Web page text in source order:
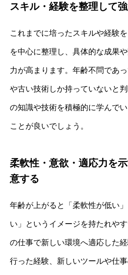
スキル・経験を整理して
これまでに培ったスキルや経験
を中心に整理し、具体的な成果
力が高まります。年齢不問であ
や古い技術しか持っていないと
の知識や技術を積極的に学んで
ことが良いでしょう。
柔軟性・意欲・適応力を
意する
年齢が上がると「柔軟性が低い
い」というイメージを持たれや
の仕事で新しい環境へ適応した
行った経験、新しいツールや仕